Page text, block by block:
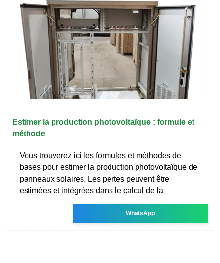
Estimer la production photovoltaïque : formule et
méthode
Vous trouverez ici les formules et méthodes de
bases pour estimer la production photovoltaïque de
panneaux solaires. Les pertes peuvent être
estimées et intégrées dans le calcul de la
WhatsApp